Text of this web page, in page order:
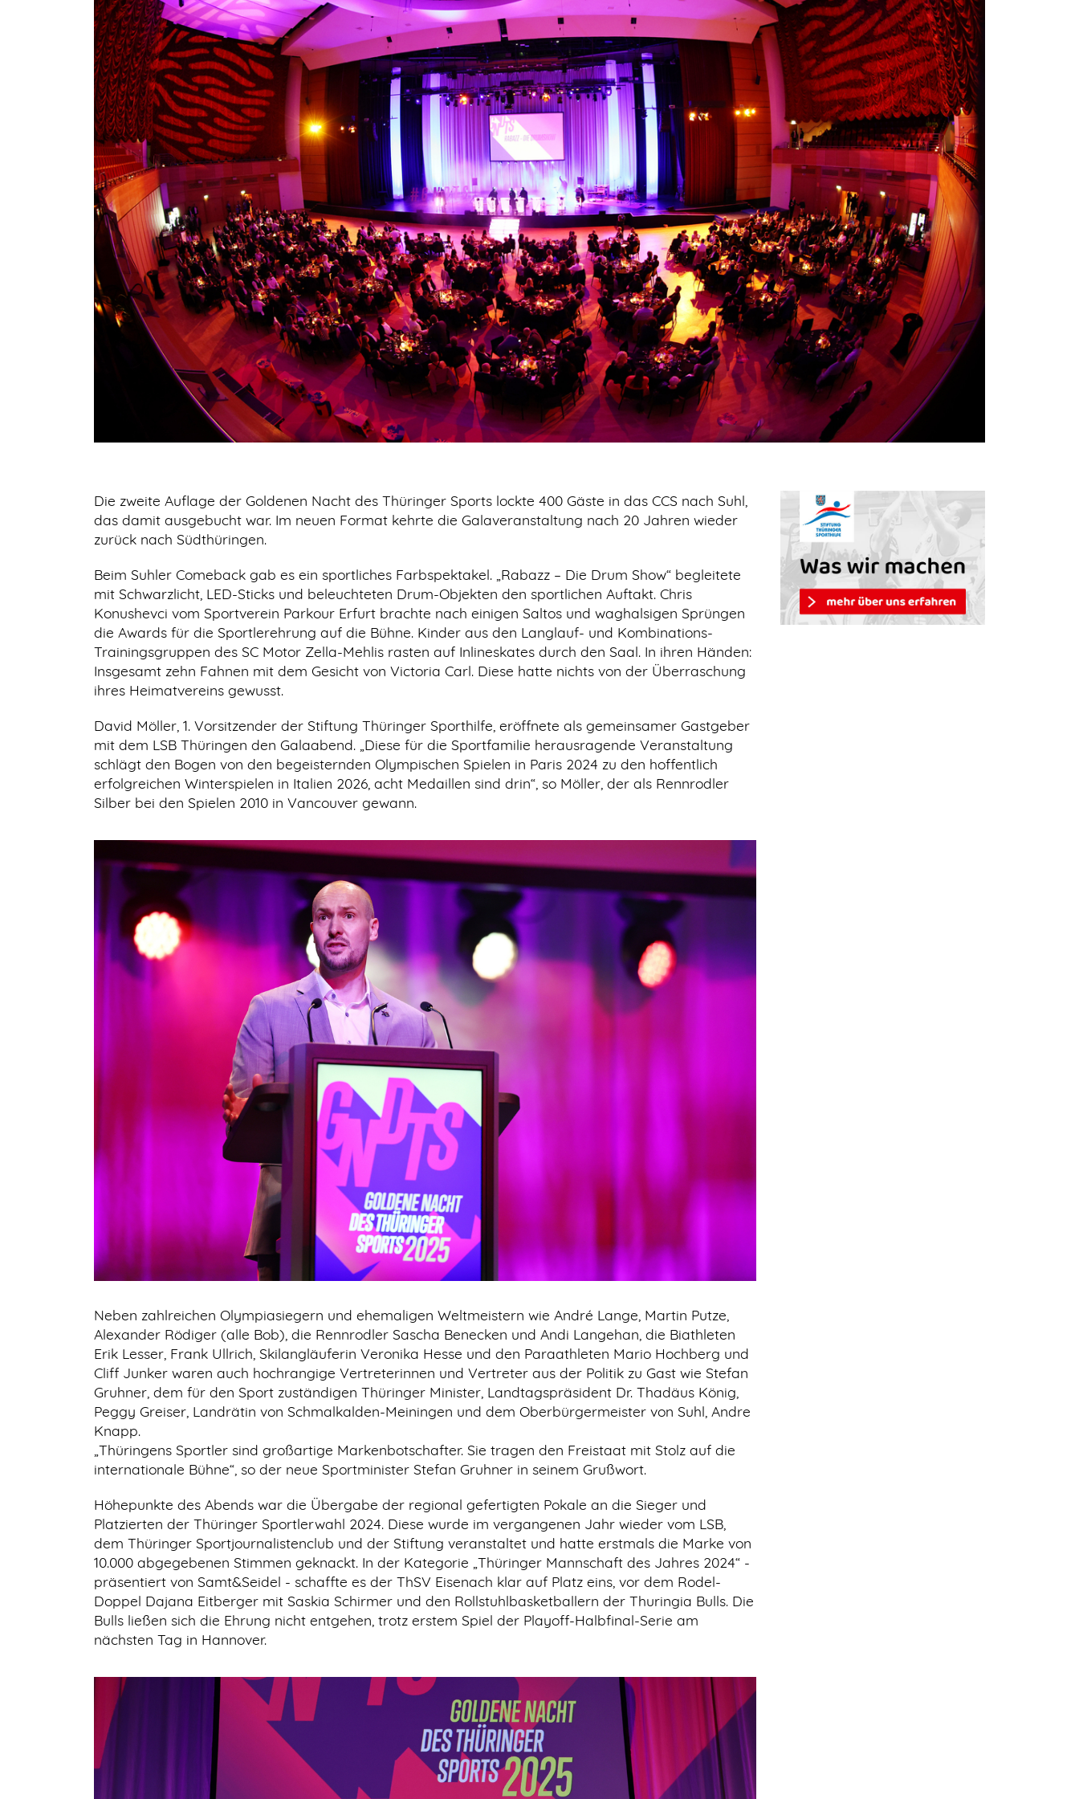
Die zweite Auflage der Goldenen Nacht des Thüringer Sports lockte 400 Gäste in das CCS nach Suhl,
das damit ausgebucht war. Im neuen Format kehrte die Galaveranstaltung nach 20 Jahren wieder
zurück nach Südthüringen.
Beim Suhler Comeback gab es ein sportliches Farbspektakel. „Rabazz – Die Drum Show“ begleitete
mit Schwarzlicht, LED-Sticks und beleuchteten Drum-Objekten den sportlichen Auftakt. Chris
Konushevci vom Sportverein Parkour Erfurt brachte nach einigen Saltos und waghalsigen Sprüngen
die Awards für die Sportlerehrung auf die Bühne. Kinder aus den Langlauf- und Kombinations-
Trainingsgruppen des SC Motor Zella-Mehlis rasten auf Inlineskates durch den Saal. In ihren Händen:
Insgesamt zehn Fahnen mit dem Gesicht von Victoria Carl. Diese hatte nichts von der Überraschung
ihres Heimatvereins gewusst.
David Möller, 1. Vorsitzender der Stiftung Thüringer Sporthilfe, eröffnete als gemeinsamer Gastgeber
mit dem LSB Thüringen den Galaabend. „Diese für die Sportfamilie herausragende Veranstaltung
schlägt den Bogen von den begeisternden Olympischen Spielen in Paris 2024 zu den hoffentlich
erfolgreichen Winterspielen in Italien 2026, acht Medaillen sind drin“, so Möller, der als Rennrodler
Silber bei den Spielen 2010 in Vancouver gewann.
Neben zahlreichen Olympiasiegern und ehemaligen Weltmeistern wie André Lange, Martin Putze,
Alexander Rödiger (alle Bob), die Rennrodler Sascha Benecken und Andi Langehan, die Biathleten
Erik Lesser, Frank Ullrich, Skilangläuferin Veronika Hesse und den Paraathleten Mario Hochberg und
Cliff Junker waren auch hochrangige Vertreterinnen und Vertreter aus der Politik zu Gast wie Stefan
Gruhner, dem für den Sport zuständigen Thüringer Minister, Landtagspräsident Dr. Thadäus König,
Peggy Greiser, Landrätin von Schmalkalden-Meiningen und dem Oberbürgermeister von Suhl, Andre
Knapp.
„Thüringens Sportler sind großartige Markenbotschafter. Sie tragen den Freistaat mit Stolz auf die
internationale Bühne“, so der neue Sportminister Stefan Gruhner in seinem Grußwort.
Höhepunkte des Abends war die Übergabe der regional gefertigten Pokale an die Sieger und
Platzierten der Thüringer Sportlerwahl 2024. Diese wurde im vergangenen Jahr wieder vom LSB,
dem Thüringer Sportjournalistenclub und der Stiftung veranstaltet und hatte erstmals die Marke von
10.000 abgegebenen Stimmen geknackt. In der Kategorie „Thüringer Mannschaft des Jahres 2024“ -
präsentiert von Samt&Seidel - schaffte es der ThSV Eisenach klar auf Platz eins, vor dem Rodel-
Doppel Dajana Eitberger mit Saskia Schirmer und den Rollstuhlbasketballern der Thuringia Bulls. Die
Bulls ließen sich die Ehrung nicht entgehen, trotz erstem Spiel der Playoff-Halbfinal-Serie am
nächsten Tag in Hannover.